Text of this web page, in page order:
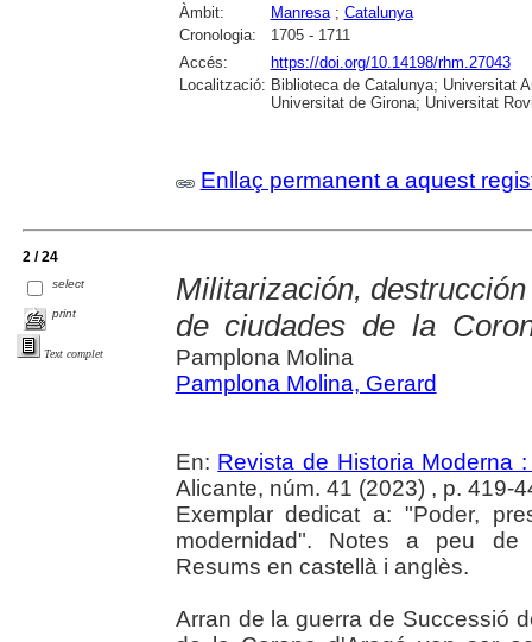
Àmbit:
Manresa; Catalunya
Cronologia:
1705 - 1711
Accés:
https://doi.org/10.14198/rhm.27043
Localització: Biblioteca de Catalunya; Universitat
Universitat de Girona; Universitat
Enllaç permanent a aquest
2 / 24
select
print
Text complet
Militarización,
de ciudades de la
Pamplona Molina
Pamplona Molina, Gerard
En: Revista de Historia Moderna
Alicante, núm. 41 (2023) , p. 419-
Exemplar dedicat a: "Poder,
modernidad". Notes a peu de
Resums en castellà i anglès.
Arran de la guerra de Successió